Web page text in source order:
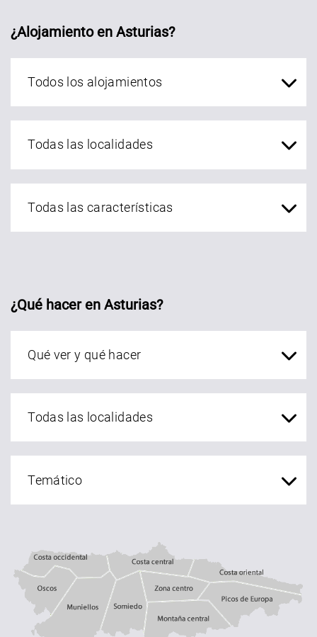
¿Alojamiento en Asturias?
¿Qué hacer en Asturias?
Costa occidental
Oscos Muniellos Somiedo
Costa central
zona centro
Montaña central Picos de Europa